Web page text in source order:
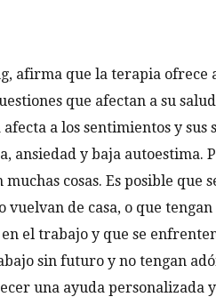
afirma que la terapia ofrece
que afectan a su
a los sentimientos y sus
y baja autoestima.
cosas. Es posible que
de casa, o que
el trabajo y que se
sin futuro y no tengan
una ayuda personalizada